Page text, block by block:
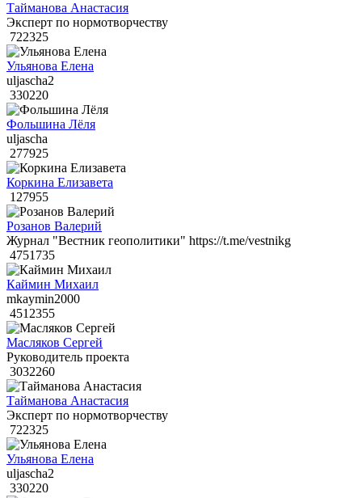
Тайманова Анастасия
Эксперт по нормотворчеству
722325
Ульянова Елена
uljascha2
330220
Фольшина Лёля
uljascha
277925
Коркина Елизавета
127955
Розанов Валерий
Журнал "Вестник геополитики" https://t.me/vestnikg
4751735
Каймин Михаил
mkaymin2000
4512355
Масляков Сергей
Руководитель проекта
3032260
Тайманова Анастасия
Эксперт по нормотворчеству
722325
Ульянова Елена
uljascha2
330220